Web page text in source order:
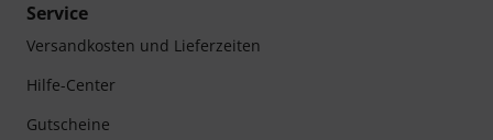
Service
Versandkosten und Lieferzeiten
Hilfe-Center
Gutscheine